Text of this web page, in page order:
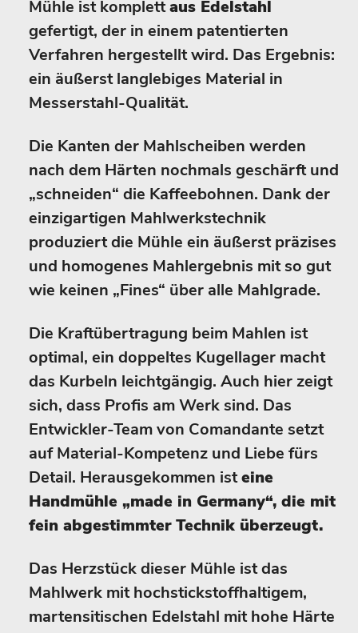
Mühle ist komplettaus Edelstahl
gefertigt, der in einem patentierten
Verfahren hergestellt wird. Das Ergebnis:
ein äußerst langlebiges Material in
Messerstahl-Qualität.
Die Kanten der Mahlscheiben werden
nach dem Härten nochmals geschärft und
„schneiden“ die Kaffeebohnen. Dank der
einzigartigen Mahlwerkstechnik
produziert die Mühle ein äußerst präzises
und homogenes Mahlergebnis mit so gut
wie keinen „Fines“ über alle Mahlgrade.
Die Kraftübertragung beim Mahlen ist
optimal, ein doppeltes Kugellager macht
das Kurbeln leichtgängig. Auch hier zeigt
sich, dass Profis am Werk sind. Das
Entwickler-Team von Comandante setzt
auf Material-Kompetenz und Liebe fürs
Detail. Herausgekommen isteine
Handmühle „made in Germany“, die mit
fein abgestimmter Technik überzeugt.
Das Herzstück dieser Mühle ist das
Mahlwerk mit hochstickstoffhaltigem,
martensitischen Edelstahl mit hohe Härte